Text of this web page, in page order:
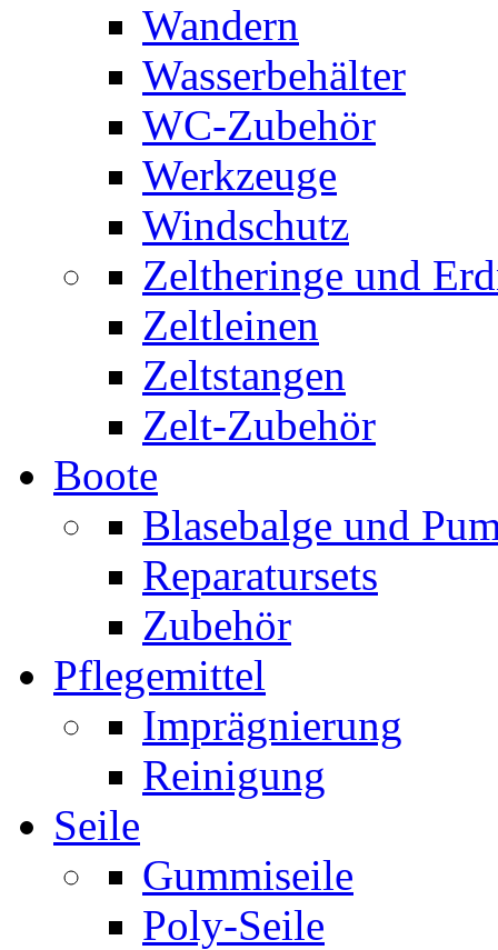
Wandern
Wasserbehälter
WC-Zubehör
Werkzeuge
Windschutz
Zeltheringe und
Zeltleinen
Zeltstangen
Zelt-Zubehör
Boote
Blasebalge und
Reparatursets
Zubehör
Pflegemittel
Imprägnierung
Reinigung
Seile
Gummiseile
Poly-Seile